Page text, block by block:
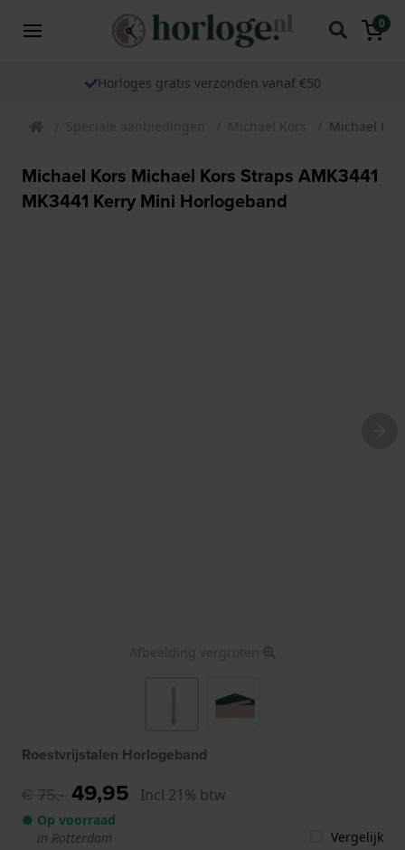
0
Horloges gratis verzonden vanaf €50
Speciale aanbiedingen Michael Kors Michael
Michael Kors Michael Kors Straps AMK3441
MK3441 Kerry Mini Horlogeband
Afbeelding vergroten
Roestvrijstalen Horlogeband
€ 75,- 49,95 Incl 21% btw
● Op voorraad
in Rotterdam
Vergelijk